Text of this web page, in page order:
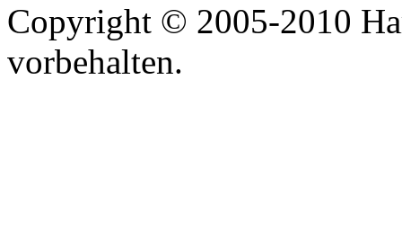
Copyright © 2005-2010
vorbehalten.